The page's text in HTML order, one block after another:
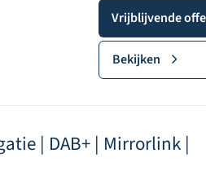
Vrijblijvende
Bekijken
| DAB+ | Mirrorlink |